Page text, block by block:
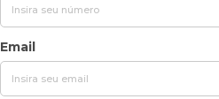
Email